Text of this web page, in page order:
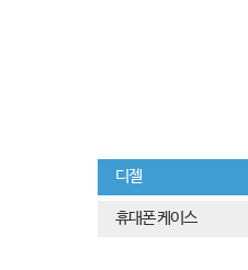
디젤
휴대폰 케이스